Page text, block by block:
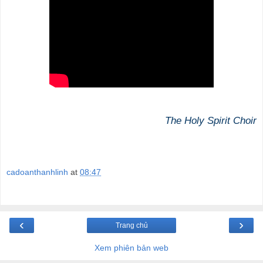
The Holy Spirit Choir
cadoanthanhlinh at 08:47
‹ ›
Trang chủ
Xem phiên bản web